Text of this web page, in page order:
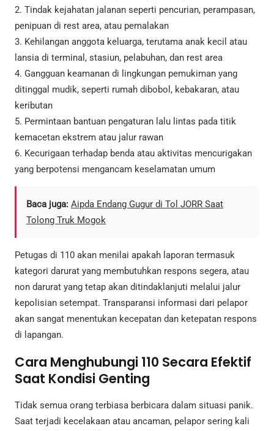
2. Tindak kejahatan jalanan seperti pencurian, perampasan,
penipuan di rest area, atau pemalakan
3. Kehilangan anggota keluarga, terutama anak kecil atau
lansia di terminal, stasiun, pelabuhan, dan rest area
4. Gangguan keamanan di lingkungan pemukiman yang
ditinggal mudik, seperti rumah dibobol, kebakaran, atau
keributan
5. Permintaan bantuan pengaturan lalu lintas pada titik
kemacetan ekstrem atau jalur rawan
6. Kecurigaan terhadap benda atau aktivitas mencurigakan
yang berpotensi mengancam keselamatan umum
Baca juga: Aipda Endang Gugur di Tol JORR Saat
Tolong Truk Mogok
Petugas di 110 akan menilai apakah laporan termasuk
kategori darurat yang membutuhkan respons segera, atau
non darurat yang tetap akan ditindaklanjuti melalui jalur
kepolisian setempat. Transparansi informasi dari pelapor
akan sangat menentukan kecepatan dan ketepatan respons
di lapangan.
Cara Menghubungi 110 Secara Efektif
Saat Kondisi Genting
Tidak semua orang terbiasa berbicara dalam situasi panik.
Saat terjadi kecelakaan atau ancaman, pelapor sering kali